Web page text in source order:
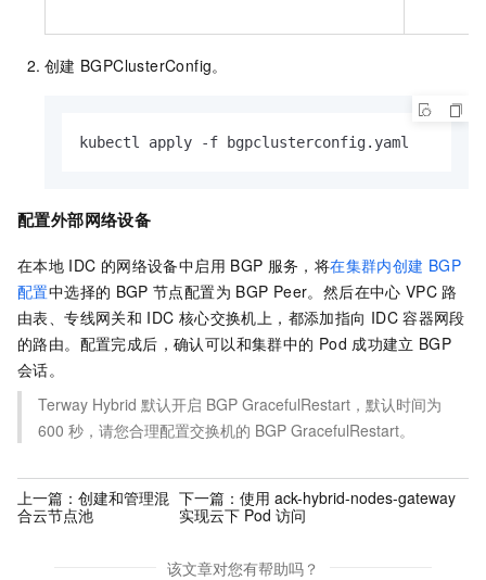
创建 BGPClusterConfig。
kubectl apply -f bgpclusterconfig.yaml
配置外部网络设备
在本地 IDC 的网络设备中启用 BGP 服务，将在集群内创建 BGP
配置中选择的 BGP 节点配置为 BGP Peer。然后在中心 VPC 路
由表、专线网关和 IDC 核心交换机上，都添加指向 IDC 容器网段
的路由。配置完成后，确认可以和集群中的 Pod 成功建立 BGP
会话。
Terway Hybrid 默认开启 BGP GracefulRestart，默认时间为
600 秒，请您合理配置交换机的 BGP GracefulRestart。
上一篇： 创建和管理混
合云节点池
下一篇：使用 ack-hybrid-nodes-gateway
实现云下 Pod 访问
该文章对您有帮助吗？